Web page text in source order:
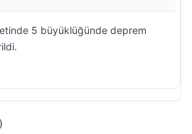
5 büyüklüğünde deprem